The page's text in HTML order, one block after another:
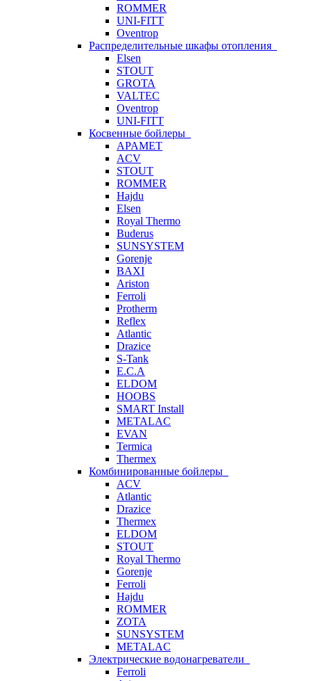
ROMMER
UNI-FITT
Oventrop
Распределительные шкафы отопления
Elsen
STOUT
GROTA
VALTEC
Oventrop
UNI-FITT
Косвенные бойлеры
APAMET
ACV
STOUT
ROMMER
Hajdu
Elsen
Royal Thermo
Buderus
SUNSYSTEM
Gorenje
BAXI
Ariston
Ferroli
Protherm
Reflex
Atlantic
Drazice
S-Tank
E.C.A
ELDOM
HOOBS
SMART Install
METALAC
EVAN
Termica
Thermex
Комбинированные бойлеры
ACV
Atlantic
Drazice
Thermex
ELDOM
STOUT
Royal Thermo
Gorenje
Ferroli
Hajdu
ROMMER
ZOTA
SUNSYSTEM
METALAC
Электрические водонагреватели
Ferroli